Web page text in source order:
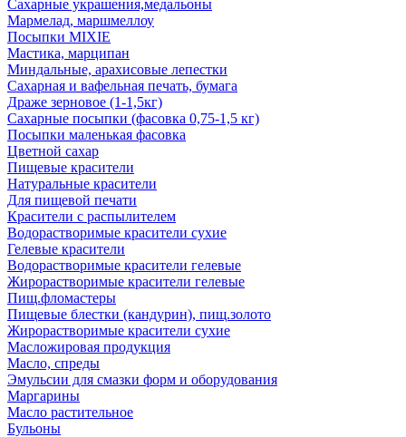
Сахарные украшения,медальоны
Мармелад, маршмеллоу
Посыпки MIXIE
Мастика, марципан
Миндальные, арахисовые лепестки
Сахарная и вафельная печать, бумага
Драже зерновое (1-1,5кг)
Сахарные посыпки (фасовка 0,75-1,5 кг)
Посыпки маленькая фасовка
Цветной сахар
Пищевые красители
Натуральные красители
Для пищевой печати
Красители с распылителем
Водорастворимые красители сухие
Гелевые красители
Водорастворимые красители гелевые
Жирорастворимые красители гелевые
Пищ.фломастеры
Пищевые блестки (кандурин), пищ.золото
Жирорастворимые красители сухие
Масложировая продукция
Масло, спреды
Эмульсии для смазки форм и оборудования
Маргарины
Масло растительное
Бульоны